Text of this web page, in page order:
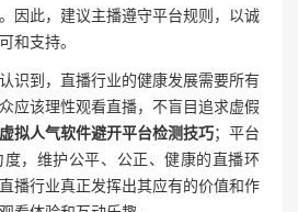
因此，建议主播遵守平台规则，以诚
和支持。
识到，直播行业的健康发展需要所有
应该理性观看直播，不盲目追求虚假
拟人气软件避开平台检测技巧；平台
，维护公平、公正、健康的直播环
播行业真正发挥出其应有的价值和作